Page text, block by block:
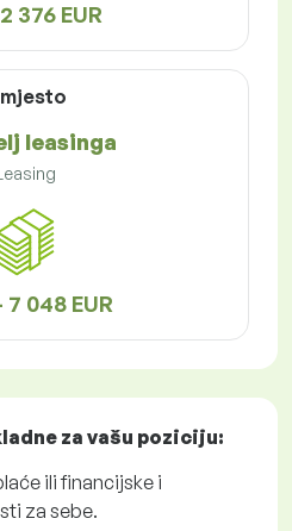
376 EUR
mjesto
leasinga
7 048 EUR
za vašu poziciju:
ili financijske i
za sebe.